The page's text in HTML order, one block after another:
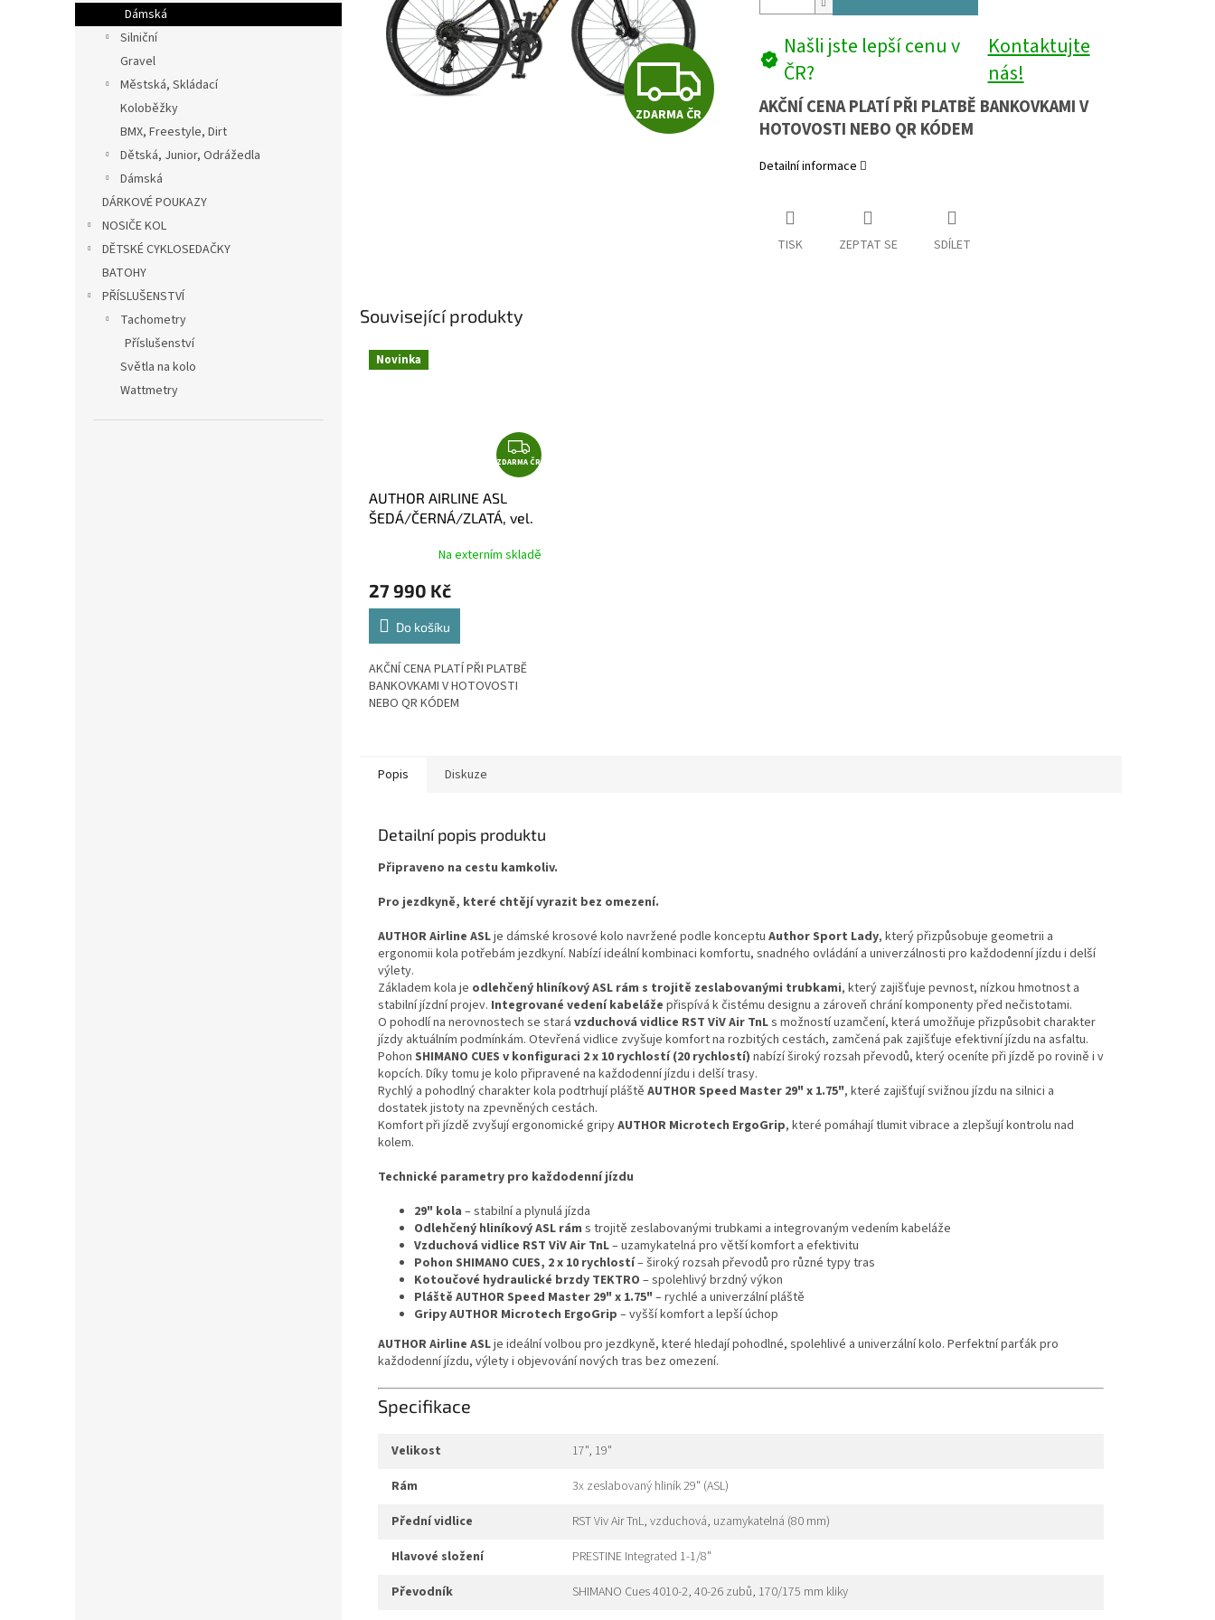
n
e
Dámská
Silniční
Gravel
Městská, Skládací
Koloběžky
BMX, Freestyle, Dirt
Dětská, Junior, Odrážedla
Dámská
DÁRKOVÉ POUKAZY
NOSIČE KOL
DĚTSKÉ CYKLOSEDAČKY
BATOHY
PŘÍSLUŠENSTVÍ
Tachometry
Příslušenství
Světla na kolo
Wattmetry
Z
D
ZDARMA ČR
Našli jste lepší cenu v
ČR?
Kontaktujte
nás!
AKČNÍ CENA PLATÍ PŘI PLATBĚ BANKOVKAMI V
HOTOVOSTI NEBO QR KÓDEM
Detailní informace
TISK ZEPTAT SE SDÍLET
Související produkty
Novinka
Z
D
A
ZDARMA ČR
AUTHOR AIRLINE ASL
ŠEDÁ/ČERNÁ/ZLATÁ, vel.
Na externím skladě
27 990 Kč
Do košíku
AKČNÍ CENA PLATÍ PŘI PLATBĚ
BANKOVKAMI V HOTOVOSTI
NEBO QR KÓDEM
Popis Diskuze
Detailní popis produktu
Připraveno na cestu kamkoliv.
Pro jezdkyně, které chtějí vyrazit bez omezení.
AUTHOR Airline ASLje dámské krosové kolo navržené podle konceptu Author Sport Lady, který přizpůsobuje geometrii a
ergonomii kola potřebám jezdkyní. Nabízí ideální kombinaci komfortu, snadného ovládání a univerzálnosti pro každodenní jízdu i delší
výlety.
Základem kola je odlehčený hliníkový ASL rám s trojitě zeslabovanými trubkami, který zajišťuje pevnost, nízkou hmotnost a
stabilní jízdní projev. Integrované vedení kabeláže přispívá k čistému designu a zároveň chrání komponenty před nečistotami.
O pohodlí na nerovnostech se stará vzduchová vidlice RST ViV Air TnLs možností uzamčení, která umožňuje přizpůsobit charakter
jízdy aktuálním podmínkám. Otevřená vidlice zvyšuje komfort na rozbitých cestách, zamčená pak zajišťuje efektivní jízdu na asfaltu.
Pohon SHIMANO CUES v konfiguraci 2 x 10 rychlostí (20 rychlostí) nabízí široký rozsah převodů, který oceníte při jízdě po rovině i v
kopcích. Díky tomu je kolo připravené na každodenní jízdu i delší trasy.
Rychlý a pohodlný charakter kola podtrhují pláště AUTHOR Speed Master 29" x 1.75", které zajišťují svižnou jízdu na silnici a
dostatek jistoty na zpevněných cestách.
Komfort při jízdě zvyšují ergonomické gripyAUTHOR Microtech ErgoGrip, které pomáhají tlumit vibrace a zlepšují kontrolu nad
kolem.
Technické parametry pro každodenní jízdu
29" kola – stabilní a plynulá jízda
Odlehčený hliníkový ASL rám s trojitě zeslabovanými trubkami a integrovaným vedením kabeláže
Vzduchová vidlice RST ViV Air TnL– uzamykatelná pro větší komfort a efektivitu
Pohon SHIMANO CUES, 2 x 10 rychlostí– široký rozsah převodů pro různé typy tras
Kotoučové hydraulické brzdy TEKTRO – spolehlivý brzdný výkon
Pláště AUTHOR Speed Master 29" x 1.75" – rychlé a univerzální pláště
Gripy AUTHOR Microtech ErgoGrip – vyšší komfort a lepší úchop
AUTHOR Airline ASLje ideální volbou pro jezdkyně, které hledají pohodlné, spolehlivé a univerzální kolo. Perfektní parťák pro
každodenní jízdu, výlety i objevování nových tras bez omezení.
Specifikace
velikost
17", 19"
rám
3x zeslabovaný hliník 29" (ASL)
přední vidlice
RST Viv Air TnL, vzduchová, uzamykatelná (80 mm)
hlavové složení
PRESTINE Integrated 1-1/8"
převodník
SHIMANO Cues 4010-2, 40-26 zubů, 170/175 mm kliky